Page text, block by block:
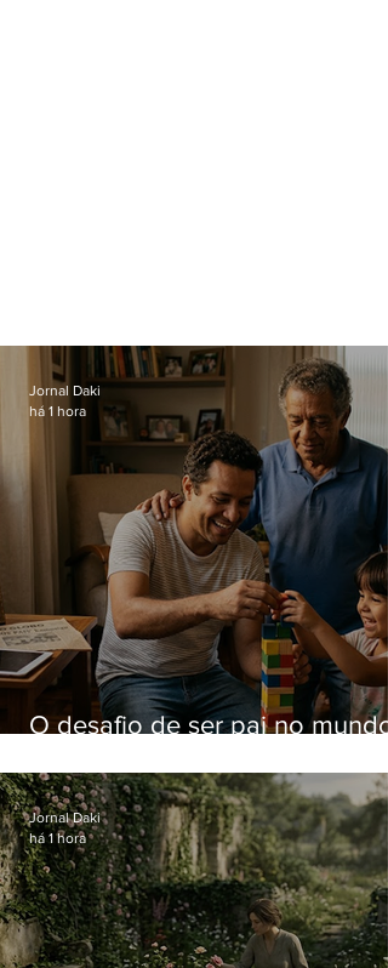
O desafio de ser pai no mundo
Jornal Daki
há 1 hora
Jornal Daki
há 1 hora